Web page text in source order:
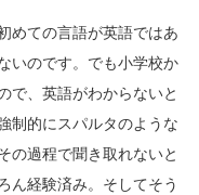
めての言語が英語ではあ
いのです。でも小学校か
で、英語がわからないと
制的にスパルタのような
の過程で聞き取れないと
ん経験済み。そしてそう